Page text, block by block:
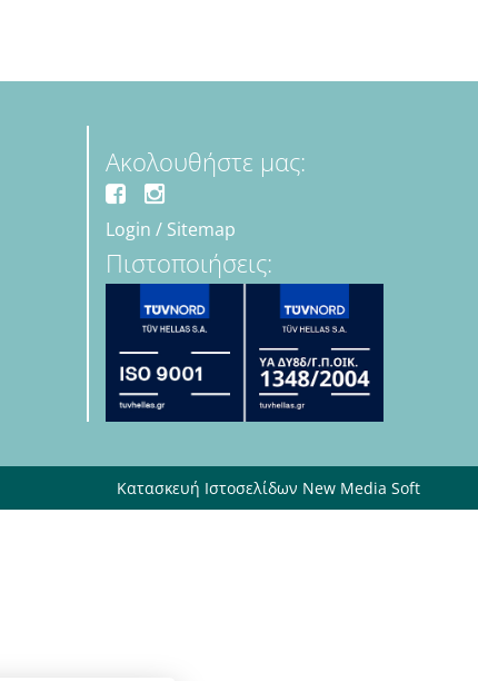
Ακολουθήστε μας:
Login / Sitemap
Πιστοποιήσεις:
Κατασκευή Ιστοσελίδων New Media Soft